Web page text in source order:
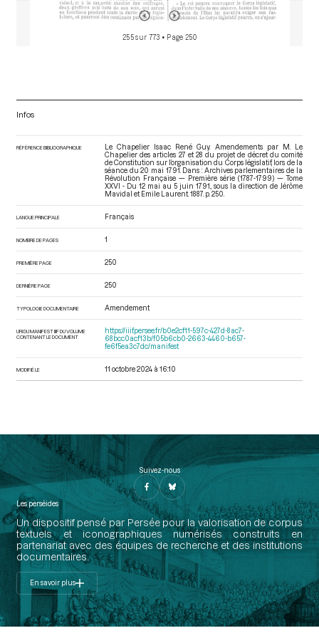
255 sur 773 • Page 250
Infos
RÉFÉRENCE BIBLIOGRAPHIQUE
Le Chapelier Isaac René Guy. Amendements par M. Le
Chapelier des articles 27 et 28 du projet de décret du comité
de Constitution sur l’organisation du Corps législatif, lors de la
séance du 20 mai 1791. Dans : Archives parlementaires de la
Révolution Française — Première série (1787-1799) — Tome
XXVI - Du 12 mai au 5 juin 1791.
, sous la direction de Jérôme
Mavidal et Emile Laurent. 1887. p. 250.
LANGUE PRINCIPALE Français
NOMBRE DE PAGES 1
PREMIÈRE PAGE 250
DERNIÈRE PAGE 250
TYPOLOGIE DOCUMENTAIRE Amendement
URI DU MANIFEST IIIF DU VOLUME
CONTENANT LE DOCUMENT
https://iiif.persee.fr/b0e2cf11-597c-427d-8ac7-
68bcc0acf13b/f05b6cb0-2663-4460-b657-
fe6f5ea3c7dc/manifest
MODIFIÉ LE 11 octobre 2024 à 16:10
Suivez-nous
Les perséides
Un dispositif pensé par Persée pour la valorisation de corpus
textuels et iconographiques numérisés construits en
partenariat avec des équipes de recherche et des institutions
documentaires.
En savoir plus